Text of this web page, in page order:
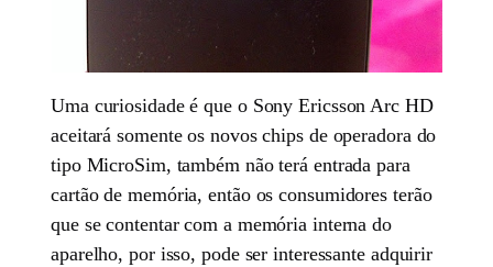
Uma curiosidade é que o Sony Ericsson Arc HD
aceitará somente os novos chips de operadora do
tipo MicroSim, também não terá entrada para
cartão de memória, então os consumidores terão
que se contentar com a memória interna do
aparelho, por isso, pode ser interessante adquirir